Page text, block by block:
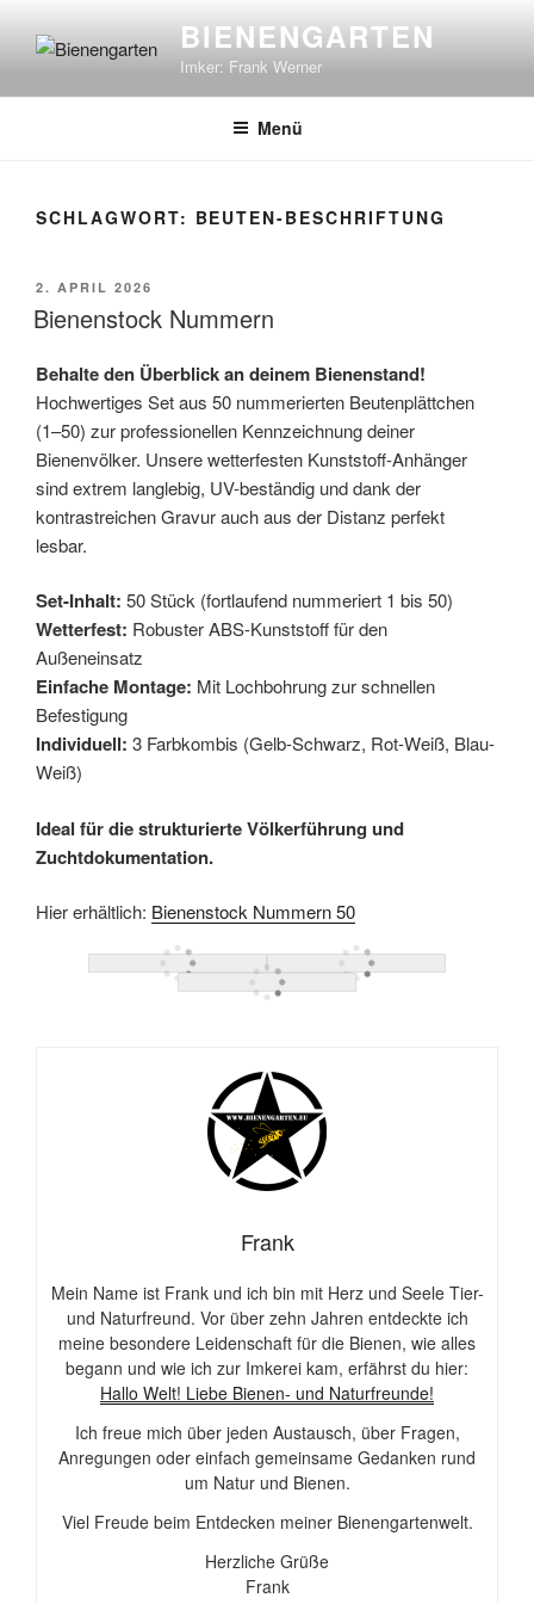
Inhalt
BIENENGARTEN
Imker: Frank Werner
Menü
SCHLAGWORT: BEUTEN-BESCHRIFTUNG
VERÖFFENTLICHT
AM
2. APRIL 2026
Bienenstock Nummern
Behalte den Überblick an deinem Bienenstand!
Hochwertiges Set aus 50 nummerierten Beutenplättchen
(1–50) zur professionellen Kennzeichnung deiner
Bienenvölker. Unsere wetterfesten Kunststoff-Anhänger
sind extrem langlebig, UV-beständig und dank der
kontrastreichen Gravur auch aus der Distanz perfekt
lesbar.
Set-Inhalt: 50 Stück (fortlaufend nummeriert 1 bis 50)
Wetterfest: Robuster ABS-Kunststoff für den
Außeneinsatz
Einfache Montage: Mit Lochbohrung zur schnellen
Befestigung
Individuell: 3 Farbkombis (Gelb-Schwarz, Rot-Weiß, Blau-
Weiß)
Ideal für die strukturierte Völkerführung und
Zuchtdokumentation.
Hier erhältlich: Bienenstock Nummern 50
Frank
Mein Name ist Frank und ich bin mit Herz und Seele Tier-
und Naturfreund. Vor über zehn Jahren entdeckte ich
meine besondere Leidenschaft für die Bienen, wie alles
begann und wie ich zur Imkerei kam, erfährst du hier:
Hallo Welt! Liebe Bienen- und Naturfreunde!
Ich freue mich über jeden Austausch, über Fragen,
Anregungen oder einfach gemeinsame Gedanken rund
um Natur und Bienen.
Viel Freude beim Entdecken meiner Bienengartenwelt.
Herzliche Grüße
Frank